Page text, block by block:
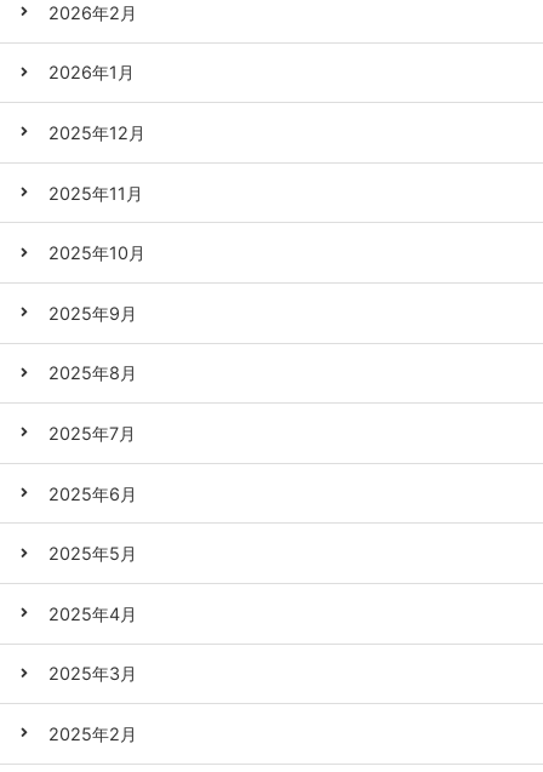
2026年2月
2026年1月
2025年12月
2025年11月
2025年10月
2025年9月
2025年8月
2025年7月
2025年6月
2025年5月
2025年4月
2025年3月
2025年2月